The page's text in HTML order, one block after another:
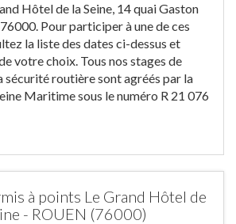
Hôtel de la Seine, 14 quai Gaston
Pour participer à une de ces
la liste des dates ci-dessus et
votre choix. Tous nos stages de
sécurité routière sont agréés par la
Maritime sous le numéro R 21 076
à points Le Grand Hôtel de
- ROUEN (76000)